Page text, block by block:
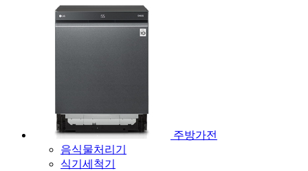
주방가전
음식물처리기
식기세척기